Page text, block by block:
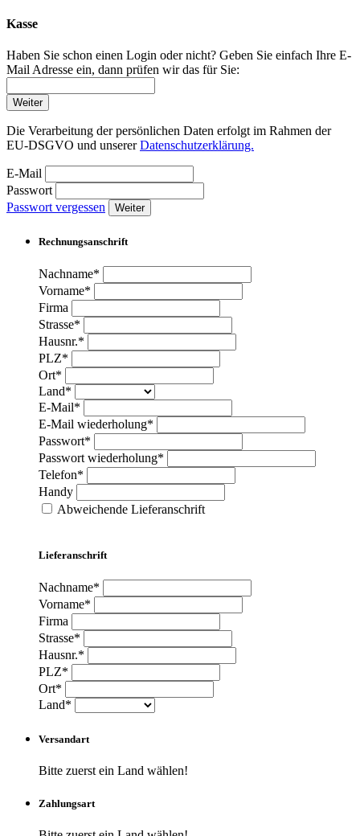
Kasse
Haben Sie schon einen Login oder nicht? Geben Sie einfach Ihre E-
Mail Adresse ein, dann prüfen wir das für Sie:
Weiter
Die Verarbeitung der persönlichen Daten erfolgt im Rahmen der
EU-DSGVO und unsererDatenschutzerklärung.
E-Mail
Passwort
Passwort vergessen
Weiter
Rechnungsanschrift
Nachname*
Vorname*
Firma
Strasse*
Hausnr.*
PLZ*
Ort*
Land*
E-Mail*
E-Mail wiederholung*
Passwort*
Passwort wiederholung*
Telefon*
Handy
Abweichende Lieferanschrift
Lieferanschrift
Nachname*
Vorname*
Firma
Strasse*
Hausnr.*
PLZ*
Ort*
Land*
Versandart
Bitte zuerst ein Land wählen!
Zahlungsart